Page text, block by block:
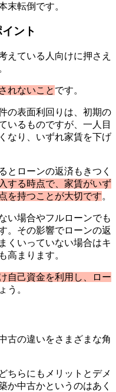
末転倒です。
ント
えている人向けに押さえ
れないこと です。
の表面利回りは、初期の
いるものですが、一人目
なり、いずれ家賃を下げ
とローンの返済もきつく
する時点で、家賃がいず
を持つことが大切です。
い場合やフルローンでも
。その影響でローンの返
くいっていない場合はキ
高まります。
自己資金を利用し、ロー
う。
古の違いをさまざまな角
ちらにもメリットとデメ
か中古かというのはあく